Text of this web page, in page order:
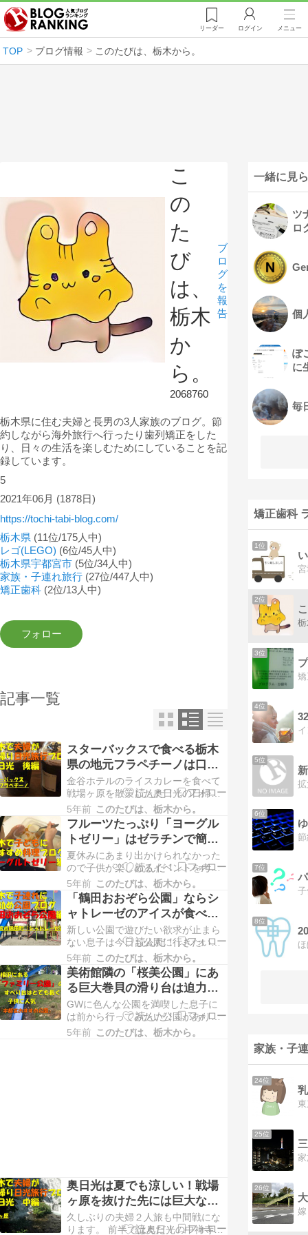
リーダー ログイン メニュー
TOP ブログ情報 このたびは、栃木から。
こ
の
た
び
は、
栃木
か
ら。
2068760
ブ
ロ
グ
を
報
告
栃木県に住む夫婦と長男の3人家族のブログ。節
約しながら海外旅行へ行ったり歯列矯正をした
り、日々の生活を楽しむためにしていることを記
録しています。
5
2021年06月 (1878日)
https://tochi-tabi-blog.com/
栃木県 (11位/175人中)
レゴ(LEGO) (6位/45人中)
栃木県宇都宮市 (5位/34人中)
家族・子連れ旅行 (27位/447人中)
矯正歯科 (2位/13人中)
記事一覧
スターバックスで食べる栃木
県の地元フラペチーノは口に
雷が落ちる刺激が満載（日帰
り日光旅行）
金谷ホテルのライスカレーを食べて
戦場ヶ原を散策した奥日光の日帰り
旅行も最後になります。 ボートハウ
スやライスカレーについて書いた前
編はこちら。 ボートハウスの景色抜
群！ユーコンで金谷ホテル１００年
のライスカレーランチ（日帰り日光
旅行） 戦場ヶ原と湯滝について書い
た中編はこちら。 …
5年前 このたびは、栃木から。
フルーツたっぷり「ヨーグル
トゼリー」はゼラチンで簡単
なので子供におすすめ（親子
クッキング）
夏休みにあまり出かけられなかった
ので子供が楽しめるイベントを考え
てみました。 以前妻が子供とプラ板
でキーホルダーを作ったときのお話
はこちら。 子どもと一緒に作るプラ
板キーホルダー！（前編） きっかけ
は棚にしまっていた森永製「クック
ゼラチン」を何気無くみていた時で
す。 中にレシピが…
5年前 このたびは、栃木から。
「鶴田おおぞら公園」ならシ
ャトレーゼのアイスが食べら
れて子供に人気（宇都宮おす
すめ公園）
新しい公園で遊びたい欲求が止まら
ない息子は今日も公園に行きたいと
言ってきます。 前回遊んできた「桜
美公園」の記事はこちら。 美術館隣
の「桜美公園」にある巨大巻貝の滑
り台は迫力満点で子供に人気（宇都
宮おすすめ公園） 今日は買い物に行
きたいなと思っていたので困りまし
た。 暖かくなって…
5年前 このたびは、栃木から。
美術館隣の「桜美公園」にあ
る巨大巻貝の滑り台は迫力満
点で子供に人気（宇都宮おす
すめ公園）
GWに色んな公園を満喫した息子に
は前から行ってみたい公園がありま
した。 GWに遊んできた公園の記事
5年前 このたびは、栃木から。
奥日光は夏でも涼しい！戦場
ヶ原を抜けた先には巨大な湯
滝でリフレッシュ（日帰り日
光旅行）
久しぶりの夫婦２人旅も中間戦にな
ります。 前半では奥日光の中禅寺湖
一緒に見
ツ
ロ
個
ぽ
に
毎
矯正歯科
1位
2位
3位
4位
5位
6位
7位
8位
家族・子
24位
25位
26位